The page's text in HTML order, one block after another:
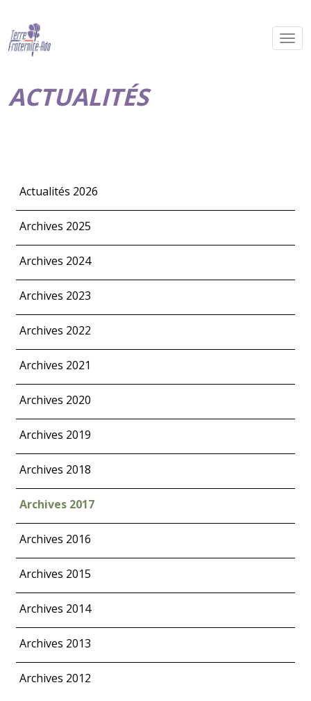
ACTUALITÉS
Actualités 2026
Archives 2025
Archives 2024
Archives 2023
Archives 2022
Archives 2021
Archives 2020
Archives 2019
Archives 2018
Archives 2017
Archives 2016
Archives 2015
Archives 2014
Archives 2013
Archives 2012